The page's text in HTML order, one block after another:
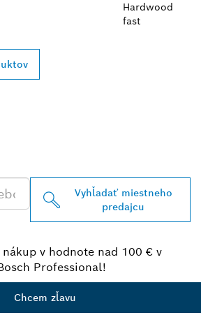
Hardwood
fast
Vyhľadať miestneho
predajcu
v hodnote nad 100 € v
Professional!
Chcem zľavu